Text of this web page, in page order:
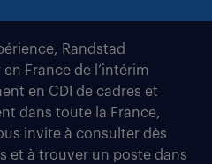
Randstad
France de l’intérim
en CDI de cadres et
dans toute la France,
invite à consulter dès
et à trouver un poste dans